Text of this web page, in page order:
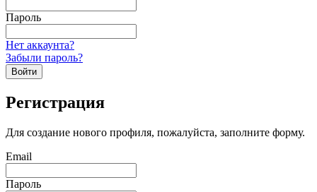
Пароль
Нет аккаунта?
Забыли пароль?
Войти
Регистрация
Для создание нового профиля, пожалуйста, заполните форму.
Email
Пароль